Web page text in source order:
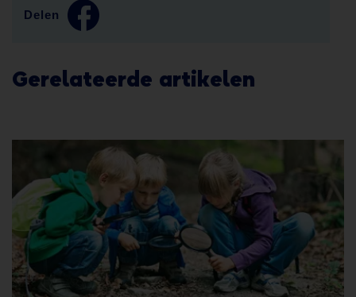
Delen
Gerelateerde artikelen